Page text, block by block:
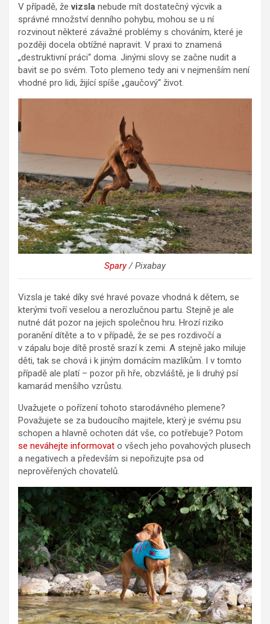
V případě, ževizsla nebude mít dostatečný výcvik a
správné množství denního pohybu, mohou se u ní
rozvinout některé závažné problémy s chováním, které je
později docela obtížné napravit. V praxi to znamená
„destruktivní práci“ doma. Jinými slovy se začne nudit a
bavit se po svém. Toto plemeno tedy ani v nejmenším není
vhodné pro lidi, žijící spíše „gaučový“ život.
Spary/ Pixabay
Vizsla je také díky své hravé povaze vhodná k dětem, se
kterými tvoří veselou a nerozlučnou partu. Stejně je ale
nutné dát pozor na jejich společnou hru. Hrozí riziko
poranění dítěte a to v případě, že se pes rozdivočí a
v zápalu boje dítě prostě srazí k zemi. A stejně jako miluje
děti, tak se chová i k jiným domácím mazlíkům. I v tomto
případě ale platí – pozor při hře, obzvláště, je li druhý psí
kamarád menšího vzrůstu.
Uvažujete o pořízení tohoto starodávného plemene?
Považujete se za budoucího majitele, který je svému psu
schopen a hlavně ochoten dát vše, co potřebuje? Potom
se neváhejte informovat o všech jeho povahových plusech
a negativech a především si nepořizujte psa od
neprověřených chovatelů.